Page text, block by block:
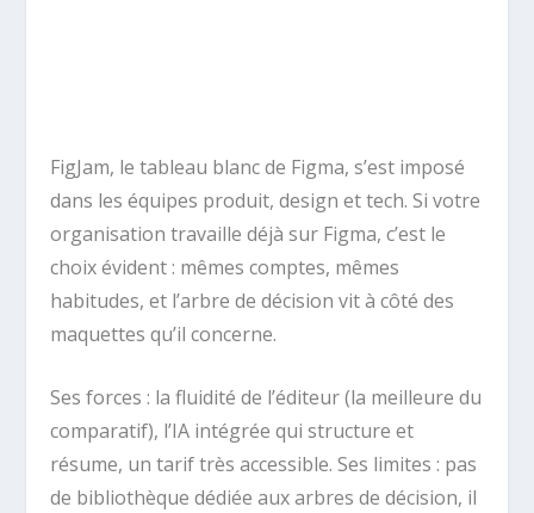
FigJam, le tableau blanc de Figma, s’est imposé
dans les équipes produit, design et tech. Si votre
organisation travaille déjà sur Figma, c’est le
choix évident : mêmes comptes, mêmes
habitudes, et l’arbre de décision vit à côté des
maquettes qu’il concerne.
Ses forces : la fluidité de l’éditeur (la meilleure du
comparatif), l’IA intégrée qui structure et
résume, un tarif très accessible. Ses limites : pas
de bibliothèque dédiée aux arbres de décision, il